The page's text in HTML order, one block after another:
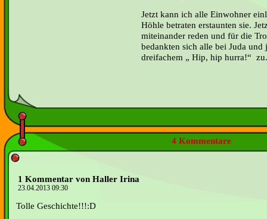
Jetzt kann ich alle Einwohner
Höhle betraten erstaunten sie.
miteinander reden und für die
bedankten sich alle bei Juda
dreifachem „ Hip, hip hurra!“ zu.
4 Kommentare
1 Kommentar von Haller Irina
23.04.2013 09:30
Tolle Geschichte!!!:D